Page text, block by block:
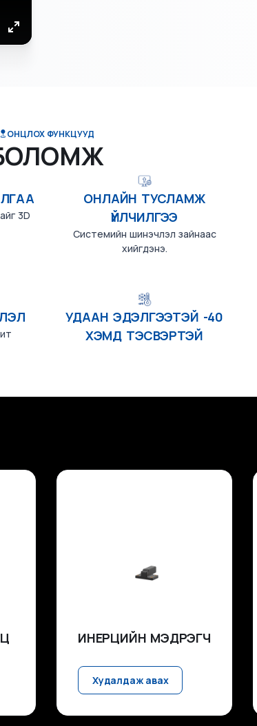
Enter
ОНЦЛОХ ФУНКЦУУД
3D
ОНЛАЙН ТУСЛАМЖ
ҮЙЛЧИЛГЭЭ
Системийн шинэчлэл зайнаас
хийгдэнэ.
УДААН ЭДЭЛГЭЭТЭЙ -40
ХЭМД ТЭСВЭРТЭЙ
ИНЕРЦИЙН МЭДРЭГЧ
Худалдаж авах